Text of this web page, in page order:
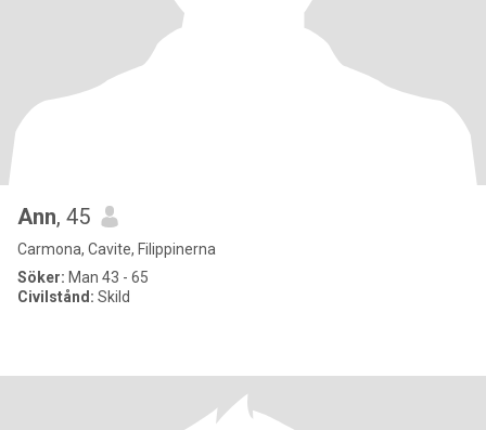
Ann, 45
Carmona, Cavite, Filippinerna
Söker: Man 43 - 65
Civilstånd: Skild